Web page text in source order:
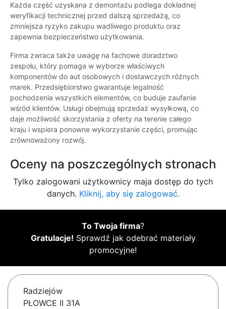
Każda część uzyskana z demontażu podlega dokładnej
weryfikacji technicznej przed dalszą sprzedażą, co
zmniejsza ryzyko zakupu wadliwego produktu oraz
zapewnia bezpieczeństwo użytkowania.
Firma zwraca także uwagę na fachowe doradztwo
zespołu, który pomaga w wyborze właściwych
komponentów do aut osobowych i dostawczych różnych
marek. Przedsiębiorstwo gwarantuje legalność
pochodzenia wszystkich elementów, co buduje zaufanie
wśród klientów. Usługi obejmują sprzedaż wysyłkową, co
daje możliwość skorzystania z oferty na terenie całego
kraju i wspiera ponowne wykorzystanie części, promując
zrównoważony rozwój.
Oceny na poszczególnych stronach
Tylko zalogowani użytkownicy maja dostęp do tych
danych. Kliknij, aby się zalogować.
To Twoja firma?
Gratulacje! Sprawdź jak odebrać materiały
promocyjne!
Radziejów
PŁOWCE II 31A